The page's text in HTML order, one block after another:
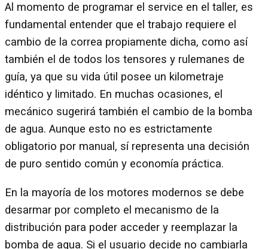
Al momento de programar el service en el taller, es
fundamental entender que el trabajo requiere el
cambio de la correa propiamente dicha, como así
también el de todos los tensores y rulemanes de
guía, ya que su vida útil posee un kilometraje
idéntico y limitado. En muchas ocasiones, el
mecánico sugerirá también el cambio de la bomba
de agua. Aunque esto no es estrictamente
obligatorio por manual, sí representa una decisión
de puro sentido común y economía práctica.
En la mayoría de los motores modernos se debe
desarmar por completo el mecanismo de la
distribución para poder acceder y reemplazar la
bomba de agua. Si el usuario decide no cambiarla